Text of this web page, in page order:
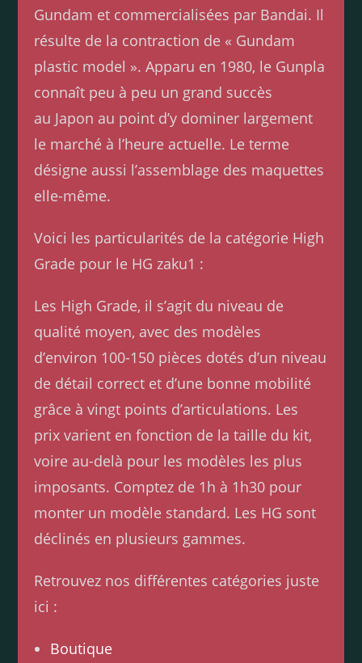
Gundam et commercialisées par Bandai. Il
résulte de la contraction de « Gundam
plastic model ». Apparu en 1980, le Gunpla
connaît peu à peu un grand succès
au Japon au point d’y dominer largement
le marché à l’heure actuelle. Le terme
désigne aussi l’assemblage des maquettes
elle-même.
Voici les particularités de la catégorie High
Grade pour le HG zaku1 :
Les High Grade, il s’agit du niveau de
qualité moyen, avec des modèles
d’environ 100-150 pièces dotés d’un niveau
de détail correct et d’une bonne mobilité
grâce à vingt points d’articulations. Les
prix varient en fonction de la taille du kit,
voire au-delà pour les modèles les plus
imposants. Comptez de 1h à 1h30 pour
monter un modèle standard. Les HG sont
déclinés en plusieurs gammes.
Retrouvez nos différentes catégories juste
ici :
Boutique